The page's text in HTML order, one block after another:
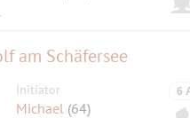
am Schäfersee
Initiator
Michael (64)
6